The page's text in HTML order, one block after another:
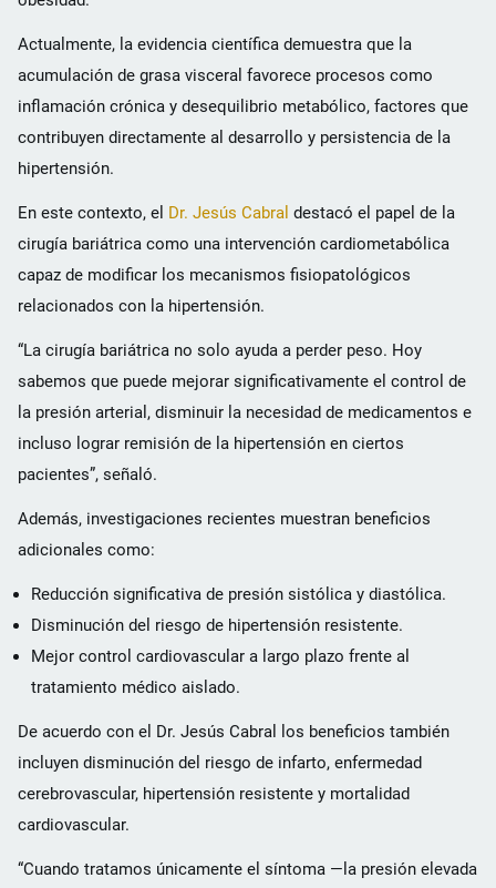
Actualmente, la evidencia científica demuestra que la
acumulación de grasa visceral favorece procesos como
inflamación crónica y desequilibrio metabólico, factores que
contribuyen directamente al desarrollo y persistencia de la
hipertensión.
En este contexto, el Dr. Jesús Cabral destacó el papel de la
cirugía bariátrica como una intervención cardiometabólica
capaz de modificar los mecanismos fisiopatológicos
relacionados con la hipertensión.
“La cirugía bariátrica no solo ayuda a perder peso. Hoy
sabemos que puede mejorar significativamente el control de
la presión arterial, disminuir la necesidad de medicamentos e
incluso lograr remisión de la hipertensión en ciertos
pacientes”, señaló.
Además, investigaciones recientes muestran beneficios
adicionales como:
Reducción significativa de presión sistólica y diastólica.
Disminución del riesgo de hipertensión resistente.
Mejor control cardiovascular a largo plazo frente al
tratamiento médico aislado.
De acuerdo con el Dr. Jesús Cabral los beneficios también
incluyen disminución del riesgo de infarto, enfermedad
cerebrovascular, hipertensión resistente y mortalidad
cardiovascular.
“Cuando tratamos únicamente el síntoma —la presión elevada